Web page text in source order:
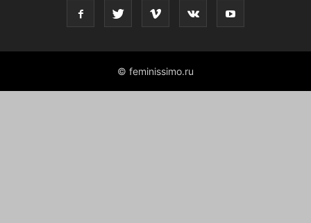
© feminissimo.ru